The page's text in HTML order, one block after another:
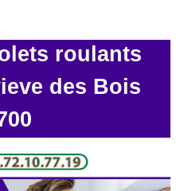
roulants
des Bois